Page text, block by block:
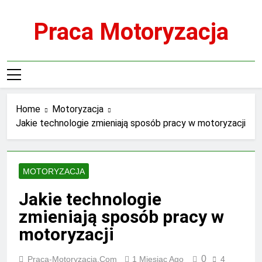
Praca Motoryzacja
Home
Motoryzacja
Jakie technologie zmieniają sposób pracy w motoryzacji
MOTORYZACJA
Jakie technologie
zmieniają sposób pracy w
motoryzacji
Praca-Motoryzacja.com 1 Miesiąc Ago 0 4